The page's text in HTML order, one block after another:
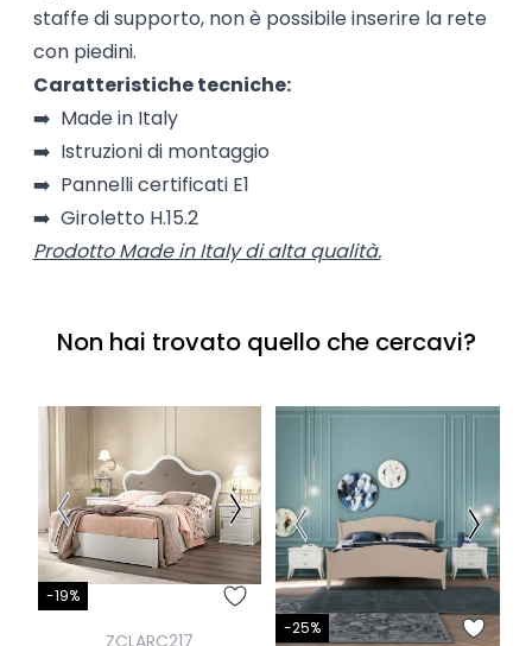
staffe di supporto, non è possibile inserire la rete
con piedini.
Caratteristiche tecniche:
➡️ Made in Italy
➡️ Istruzioni di montaggio
➡️ Pannelli certificati E1
➡️ Giroletto H.15.2
Prodotto Made in Italy di alta qualità.
Non hai trovato quello che cercavi?
-19%
ZCLARC217
-25%